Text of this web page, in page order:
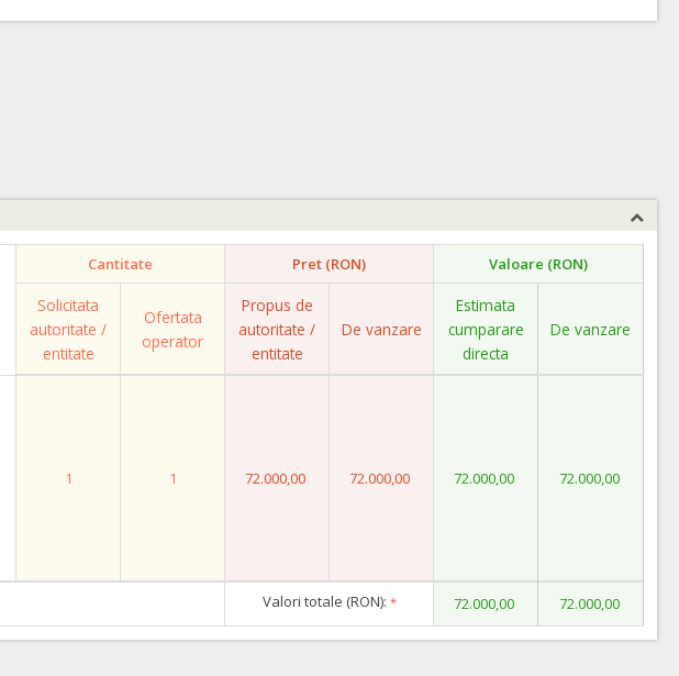
Cantitate Pret (RON) Valoare (RON)
Solicitata
autoritate /
entitate
Ofertata
operator
Propus de
autoritate /
entitate
De vanzare
Estimata
cumparare
directa
De vanzare
1 1 72.000,00 72.000,00 72.000,00 72.000,00
Valori totale (RON): * 72.000,00 72.000,00